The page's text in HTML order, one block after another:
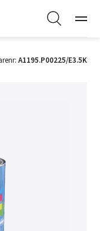
A1195.P00225/E3.5K